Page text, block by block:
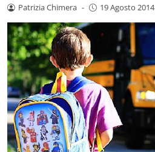
Patrizia Chimera - 19 Agosto 2014